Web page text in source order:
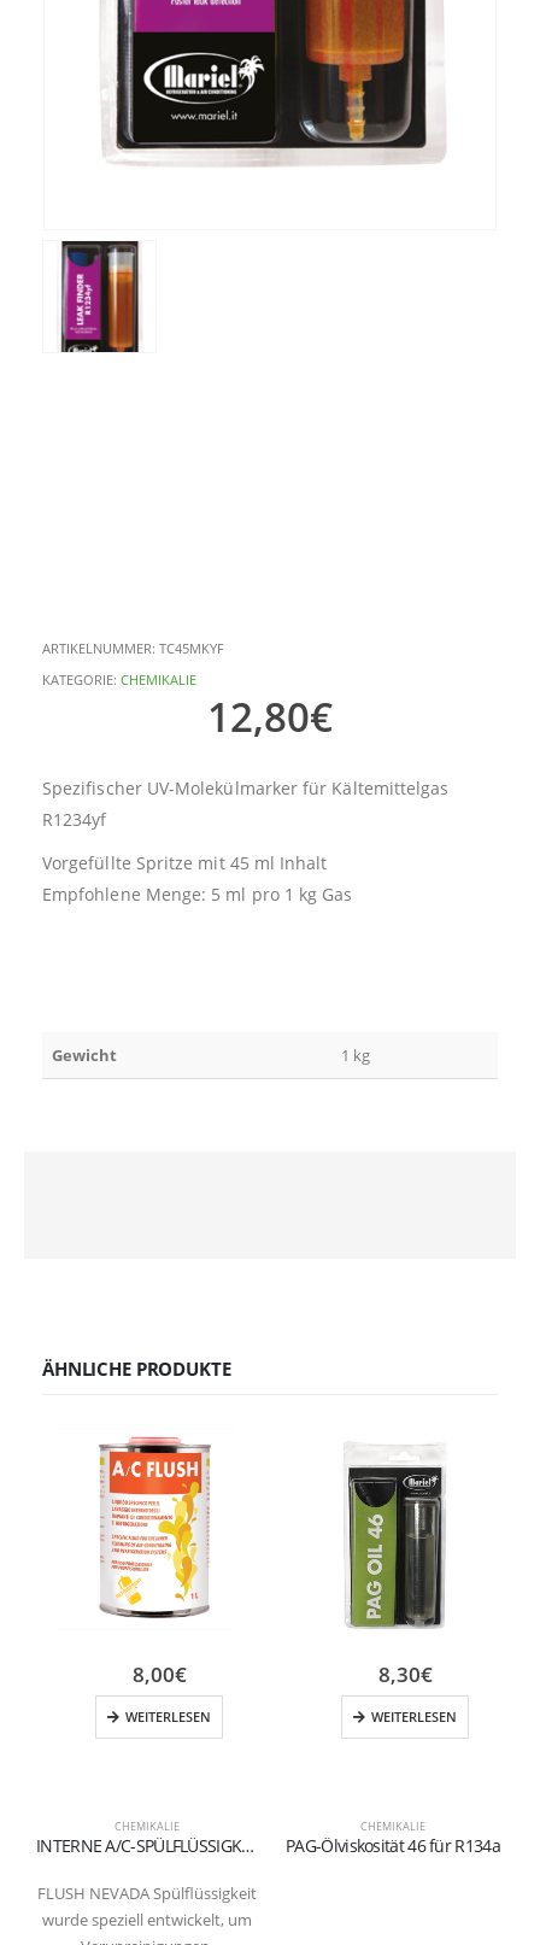
ARTIKELNUMMER: TC45MKYF
KATEGORIE: CHEMIKALIE
12,80€
Spezifischer UV-Molekülmarker für Kältemittelgas
R1234yf
Vorgefüllte Spritze mit 45 ml Inhalt
Empfohlene Menge: 5 ml pro 1 kg Gas
Gewicht 1 kg
ÄHNLICHE PRODUKTE
CHEMIKALIE
INTERNE A/C-SPÜLFLÜSSIGKEIT
FLUSH NEVADA Spülflüssigkeit
wurde speziell entwickelt, um
8,00€
WEITERLESEN
CHEMIKALIE
PAG-Ölviskosität 46 für R134a
8,30€
WEITERLESEN